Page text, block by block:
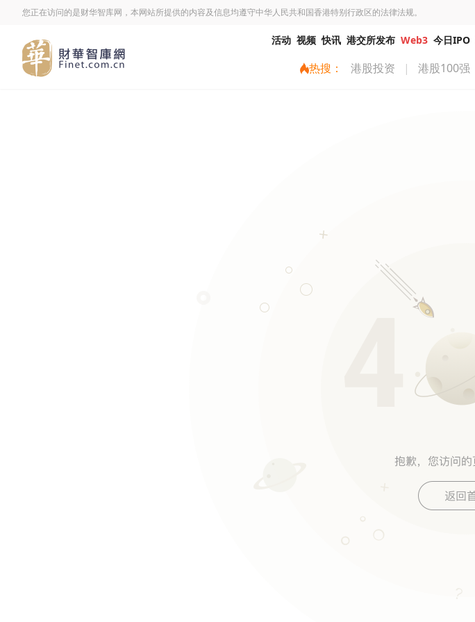
您正在访问的是财华智库网，本网站所提供的内容及信息均遵守中华人民共和国香港特别行政区的法律法规。
活动 视频 快讯 港交所发布 Web3 今日IPO
热搜： 港股投资 | 港股100强